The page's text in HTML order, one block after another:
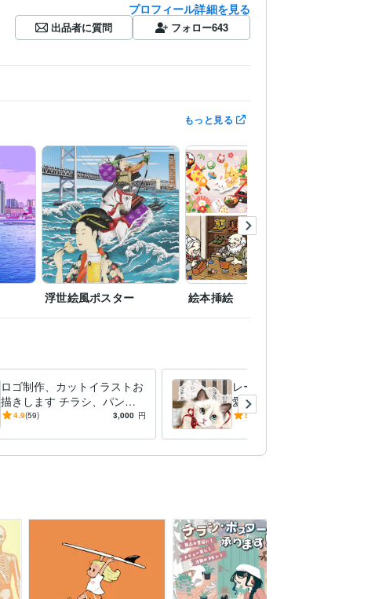
プロフィール詳細を見る
出品者に質問 フォロー643
もっと見る
浮世絵風ポスター 絵本挿絵
ロゴ制作、カットイラストお
描きします チラシ、パン
フ、スタンプなどあなたのお
4.9(59) 3,000 円
レースにリボン♥︎ペットの可
愛いイラスト描きます アイ
コン、待ち受け、メモリアル
5.0